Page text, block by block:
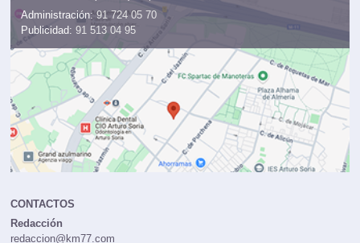
28823 Coslada (Madrid)
Mapa
Administración:91 724 05 70
Publicidad:
CONTACTOS
Redacción